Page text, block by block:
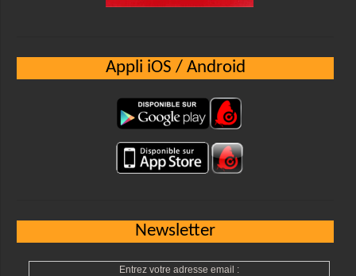
Appli iOS / Android
Newsletter
Entrez votre adresse email :